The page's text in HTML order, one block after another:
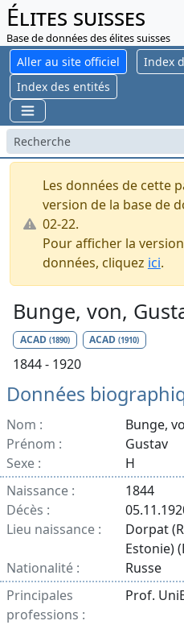
Élites suisses
Base de données des élites suisses
Aller au site officiel
Index
Index des entités
Les données de cette
version de la base de
02-22.
Pour afficher la
données, cliquez ici.
Bunge, von,
ACAD (1890) ACAD(1910)
1844 - 1920
Données
Nom :
Bunge,
Prénom :
Gustav
Sexe :
H
Naissance :
1844
Décès :
Lieu naissance :
Dorpat
Estonie)
Nationalité :
Russe
Principales
professions :
Prof.